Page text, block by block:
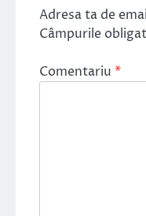
Adresa ta de
Câmpurile
Comentariu *